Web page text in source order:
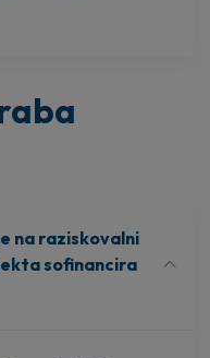
na raziskovalni
sofinancira